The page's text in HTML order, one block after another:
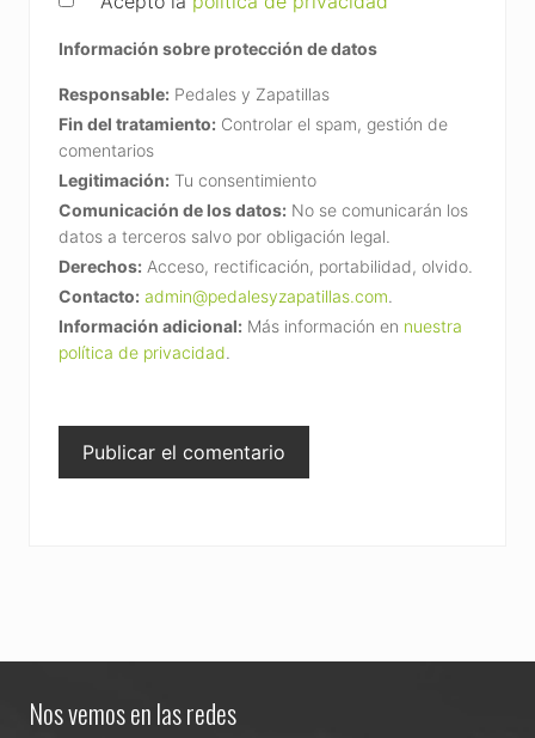
Información sobre protección de datos
Responsable: Pedales y Zapatillas
Fin del tratamiento: Controlar el spam, gestión de
comentarios
Legitimación: Tu consentimiento
Comunicación de los datos: No se comunicarán los
datos a terceros salvo por obligación legal.
Derechos: Acceso, rectificación, portabilidad, olvido.
Contacto: admin@pedalesyzapatillas.com.
Información adicional: Más información en nuestra
política de privacidad.
Nos vemos en las redes